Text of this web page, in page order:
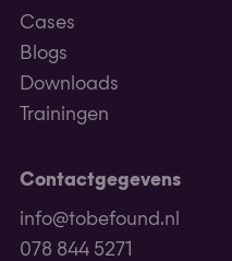
Cases
Blogs
Downloads
Trainingen
Contactgegevens
info@tobefound.nl
078 844 5271